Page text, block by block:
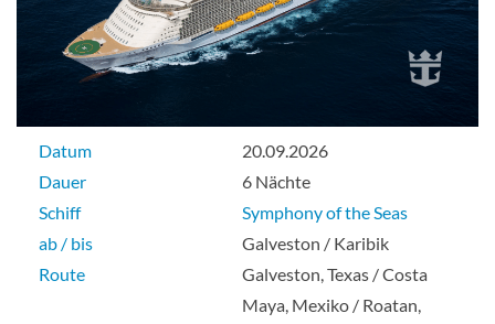
Suite
Aqua-Theater-Suite mit großem Balkon
und zwei Schlafzimmern-[A2]
Deck 9
Datum
20.09.2026
Dauer
6 Nächte
Schiff
Symphony of the Seas
ab / bis
Galveston / Karibik
Route
Galveston, Texas / Costa
Maya, Mexiko / Roatan,